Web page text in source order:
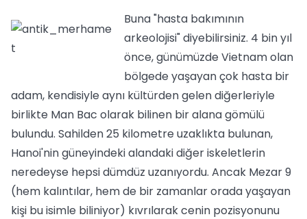
Buna "hasta bakımının
arkeolojisi" diyebilirsiniz. 4 bin yıl
önce, günümüzde Vietnam olan
bölgede yaşayan çok hasta bir
adam, kendisiyle aynı kültürden gelen diğerleriyle
birlikte Man Bac olarak bilinen bir alana gömülü
bulundu. Sahilden 25 kilometre uzaklıkta bulunan,
Hanoi'nin güneyindeki alandaki diğer iskeletlerin
neredeyse hepsi dümdüz uzanıyordu. Ancak Mezar 9
(hem kalıntılar, hem de bir zamanlar orada yaşayan
kişi bu isimle biliniyor) kıvrılarak cenin pozisyonunu